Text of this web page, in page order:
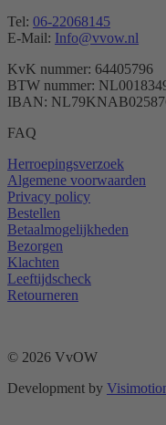
Tel: 06-22068145
E-Mail: Info@vvow.nl
KvK nummer: 64405796
BTW nummer:
IBAN:
FAQ
Herroepingsverzoek
Algemene voorwaarden
Privacy policy
Bestellen
Betaalmogelijkheden
Bezorgen
Klachten
Leeftijdscheck
Retourneren
© 2026 VvOW
Development by